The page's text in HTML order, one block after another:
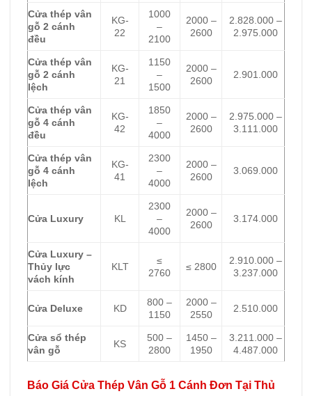
Cửa thép vân
gỗ 2 cánh
đều
KG-
22
1000
–
2100
2000 –
2600
2.828.000 –
2.975.000
Cửa thép vân
gỗ 2 cánh
lệch
KG-
21
1150
–
1500
2000 –
2600
2.901.000
Cửa thép vân
gỗ 4 cánh
đều
KG-
42
1850
–
4000
2000 –
2600
2.975.000 –
3.111.000
Cửa thép vân
gỗ 4 cánh
lệch
KG-
41
2300
–
4000
2000 –
2600
3.069.000
Cửa Luxury KL
2300
–
4000
2000 –
2600
3.174.000
Cửa Luxury –
Thủy lực
vách kính
KLT
≤
2760
≤ 2800
2.910.000 –
3.237.000
Cửa Deluxe KD
800 –
1150
2000 –
2550
2.510.000
Cửa sổ thép
vân gỗ
KS
500 –
2800
1450 –
1950
3.211.000 –
4.487.000
Báo Giá Cửa Thép Vân Gỗ 1 Cánh Đơn Tại Thủ